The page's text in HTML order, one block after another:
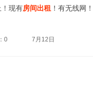
现有房间出租 ！有无线网
0 7月12日